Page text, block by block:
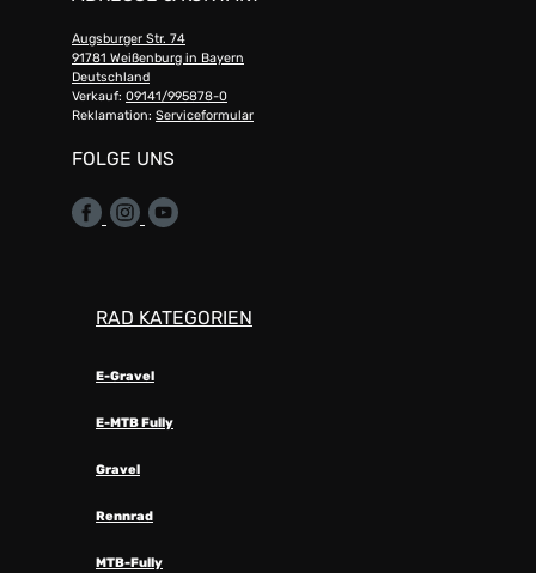
Augsburger Str. 74
91781 Weißenburg in Bayern
Deutschland
Verkauf: 09141/995878-0
Reklamation: Serviceformular
FOLGE UNS
RAD KATEGORIEN
E-Gravel
E-MTB Fully
Gravel
Rennrad
MTB-Fully